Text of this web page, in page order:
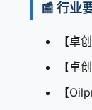
📰 行业
【卓
【卓
【